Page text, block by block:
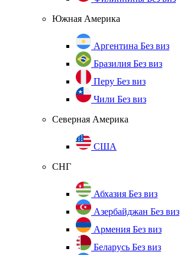
Южная Америка
Аргентина Без виз
Бразилия Без виз
Перу Без виз
Чили Без виз
Северная Америка
США
СНГ
Абхазия Без виз
Азербайджан Без виз
Армения Без виз
Беларусь Без виз